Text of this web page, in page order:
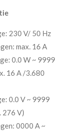
230 V/ 50 Hz
max. 16 A
0.0 W ~ 9999
16 A /3.680
0.0 V ~ 9999
276 V)
0000 A ~